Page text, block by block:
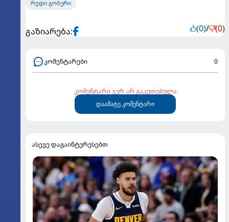
რუდი გობერი
გაზიარება: (0)/ (0)
კომენტარები 0
კომენტარი ჯერ არ გაკეთებულა
დაამატე კომენტარი
ასევე დაგაინტერესებთ